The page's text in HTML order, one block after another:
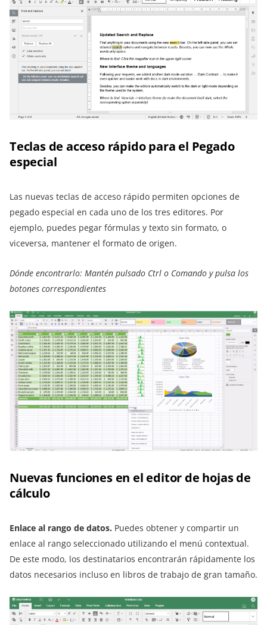
Teclas de acceso rápido para el Pegado
especial
Las nuevas teclas de acceso rápido permiten opciones de
pegado especial en cada uno de los tres editores. Por
ejemplo, puedes pegar fórmulas y texto sin formato, o
viceversa, mantener el formato de origen.
Dónde encontrarlo: Mantén pulsado Ctrl o Comando y pulsa los
botones correspondientes
Nuevas funciones en el editor de hojas de
cálculo
Enlace al rango de datos. Puedes obtener y compartir un
enlace al rango seleccionado utilizando el menú contextual.
De este modo, los destinatarios encontrarán rápidamente los
datos necesarios incluso en libros de trabajo de gran tamaño.